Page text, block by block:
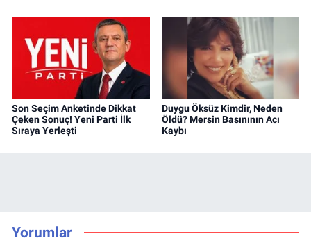
Son Seçim Anketinde Dikkat
Çeken Sonuç! Yeni Parti İlk
Sıraya Yerleşti
Duygu Öksüz Kimdir, Neden
Öldü? Mersin Basınının Acı
Kaybı
Yorumlar